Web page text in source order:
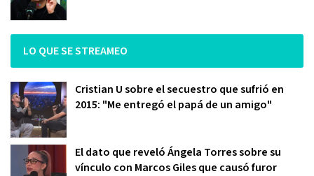
LO QUE SE STREAMEO
Cristian U sobre el secuestro que sufrió en
2015: "Me entregó el papá de un amigo"
El dato que reveló Ángela Torres sobre su
vínculo con Marcos Giles que causó furor